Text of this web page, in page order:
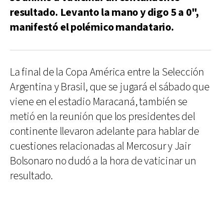
resultado. Levanto la mano y digo 5 a 0",
manifestó el polémico mandatario.
La final de la Copa América entre la Selección
Argentina y Brasil, que se jugará el sábado que
viene en el estadio Maracaná, también se
metió en la reunión que los presidentes del
continente llevaron adelante para hablar de
cuestiones relacionadas al Mercosur y Jair
Bolsonaro no dudó a la hora de vaticinar un
resultado.